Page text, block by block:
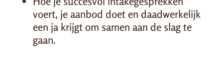
voert, je aanbod doet en daadwerkelijk
een ja krijgt om samen aan de slag te
gaan.